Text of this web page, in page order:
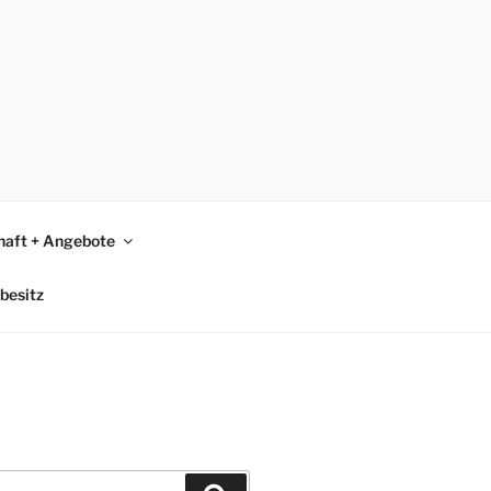
+ Angebote